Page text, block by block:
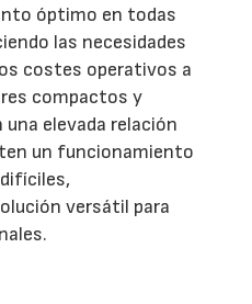
óptimo en todas
las necesidades
costes operativos a
compactos y
elevada relación
un funcionamiento
versátil para